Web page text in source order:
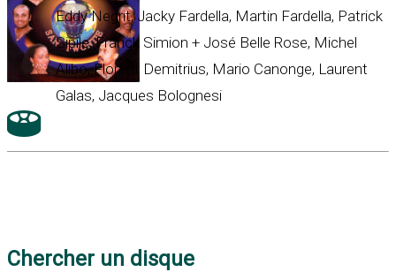
Eddy Negrit, Jacky Fardella, Martin Fardella, Patrick
Sipile, Franck Simion + José Belle Rose, Michel
Alibo, Florent Demitrius, Mario Canonge, Laurent
Galas, Jacques Bolognesi
Chercher un disque